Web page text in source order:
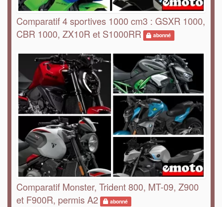
Comparatif 4 sportives 1000 cm3 : GSXR 1000,
CBR 1000, ZX10R et S1000RR
abonné
Comparatif Monster, Trident 800, MT-09, Z900
et F900R, permis A2
abonné